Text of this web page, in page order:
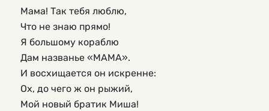
Мама! Так тебя люблю,
Что не знаю прямо!
Я большому кораблю
Дам названье «МАМА».
И восхищается он искренне:
Ох, до чего ж он рыжий,
Мой новый братик Миша!